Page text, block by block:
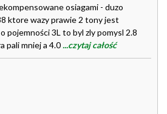
osiagami - duzo
ktore wazy prawie 2 tony jest
pojemności 3L to byl zly pomysl 2.8
pali mniej a 4.0 ...czytaj całość